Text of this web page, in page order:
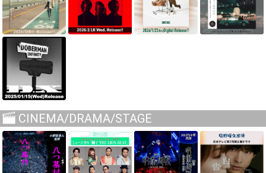
CINEMA/DRAMA/STAGE